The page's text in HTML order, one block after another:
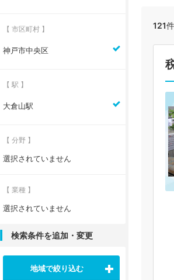
121
【 市区町村 】
神戸市中央区
【 駅 】
大倉山駅
【 分野 】
選択されていません
【 業種 】
選択されていません
検索条件を追加・変更
地域で絞り込む